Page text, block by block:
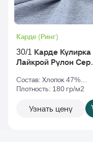
Карде (Ринг)
30/1 Карде
Лайкрой Рулон Серый-
Состав: Хлопок 47%
Полиэстер 47% Эластан
Плотность: 180 гр/м2
Узнать цену